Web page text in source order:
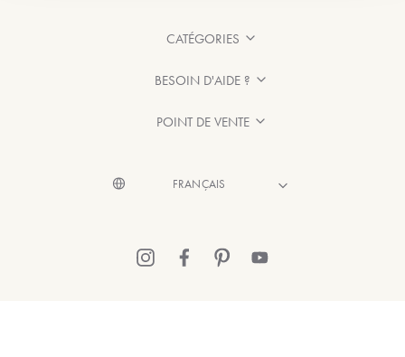
CATÉGORIES
BESOIN D'AIDE ?
POINT DE VENTE